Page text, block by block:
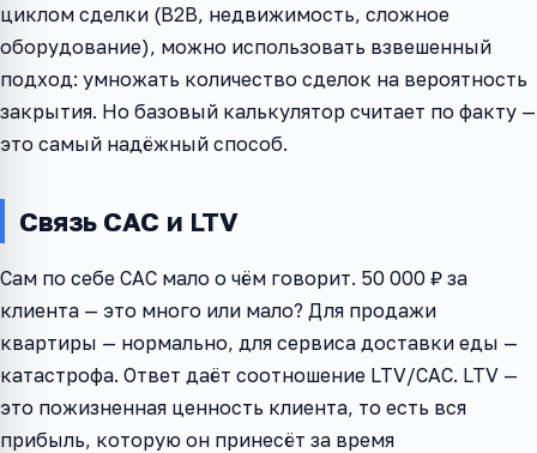
циклом сделки (B2B, недвижимость, сложное
оборудование), можно использовать взвешенный
подход: умножать количество сделок на вероятность
закрытия. Но базовый калькулятор считает по факту —
это самый надёжный способ.
Связь CAC и LTV
Сам по себе CAC мало о чём говорит. 50 000 ₽ за
клиента — это много или мало? Для продажи
квартиры — нормально, для сервиса доставки еды —
катастрофа. Ответ даёт соотношение LTV/CAC. LTV —
это пожизненная ценность клиента, то есть вся
прибыль, которую он принесёт за время